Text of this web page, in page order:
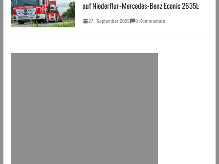
auf Niederflur-Mercedes-Benz Econic 2635L
27. September 2025 0 Kommentare